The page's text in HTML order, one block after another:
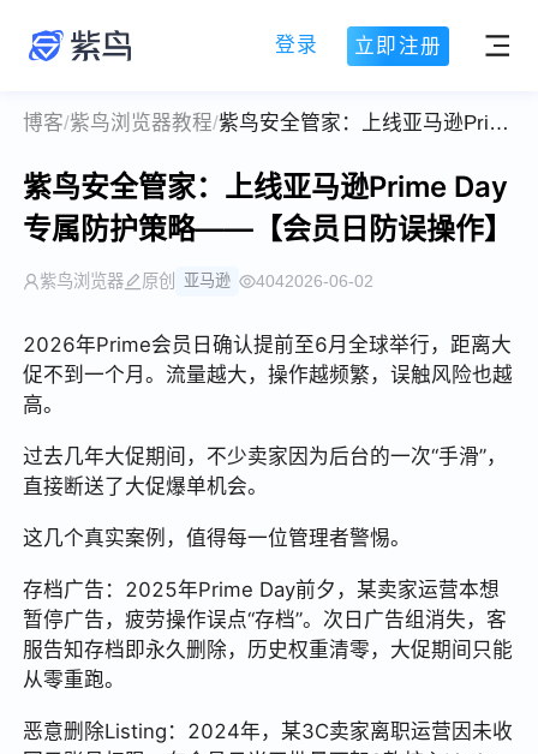
登录 立即注册
博客/紫鸟浏览器教程/ 紫鸟安全管家：上线亚马逊Prime Day专属防护策略——【会员日防误操作】
紫鸟安全管家：上线亚马逊Prime Day
专属防护策略——【会员日防误操作】
紫鸟浏览器 原创 亚马逊 4042026-06-02
2026年Prime会员日确认提前至6月全球举行，距离大
促不到一个月。流量越大，操作越频繁，误触风险也越
高。
过去几年大促期间，不少卖家因为后台的一次“手滑”，
直接断送了大促爆单机会。
这几个真实案例，值得每一位管理者警惕。
存档广告：2025年Prime Day前夕，某卖家运营本想
暂停广告，疲劳操作误点“存档”。次日广告组消失，客
服告知存档即永久删除，历史权重清零，大促期间只能
从零重跑。
恶意删除Listing：2024年，某3C卖家离职运营因未收